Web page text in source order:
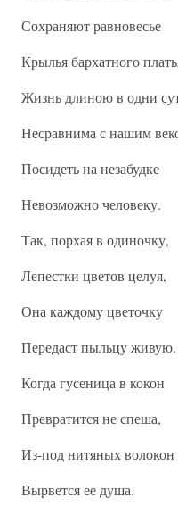
Сохраняют равновесье
Крылья бархатного
Жизнь длиною в одни
Несравнима с нашим
Посидеть на незабудке
Невозможно человеку.
Так, порхая в одиночку,
Лепестки цветов целуя,
Она каждому цветочку
Передаст пыльцу живую.
Когда гусеница в кокон
Превратится не спеша,
Из-под нитяных волокон
Вырвется ее душа.